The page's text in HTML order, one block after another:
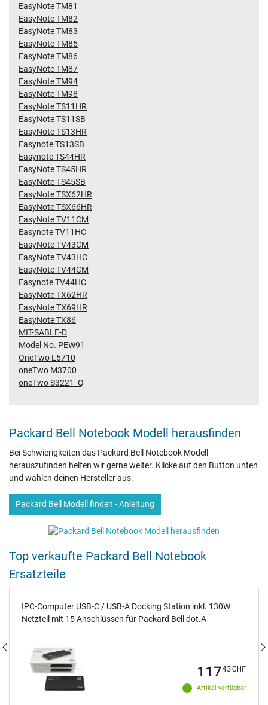
EasyNote TM81
EasyNote TM82
EasyNote TM83
EasyNote TM85
EasyNote TM86
EasyNote TM87
EasyNote TM94
EasyNote TM98
EasyNote TS11HR
EasyNote TS11SB
EasyNote TS13HR
Easynote TS13SB
Easynote TS44HR
EasyNote TS45HR
EasyNote TS45SB
EasyNote TSX62HR
EasyNote TSX66HR
EasyNote TV11CM
Easynote TV11HC
EasyNote TV43CM
EasyNote TV43HC
EasyNote TV44CM
Easynote TV44HC
EasyNote TX62HR
EasyNote TX69HR
EasyNote TX86
MIT-SABLE-D
Model No. PEW91
OneTwo L5710
oneTwo M3700
oneTwo S3221_Q
Packard Bell Notebook Modell herausfinden
Bei Schwierigkeiten das Packard Bell Notebook Modell
herauszufinden helfen wir gerne weiter. Klicke auf den Button unten
und wählen deinen Hersteller aus.
Packard Bell Modell finden - Anleitung
Top verkaufte Packard Bell Notebook
Ersatzteile
IPC-Computer USB-C / USB-A Docking Station inkl. 130W
Netzteil mit 15 Anschlüssen für Packard Bell dot.A
Artikel verfügbar
11743CHF